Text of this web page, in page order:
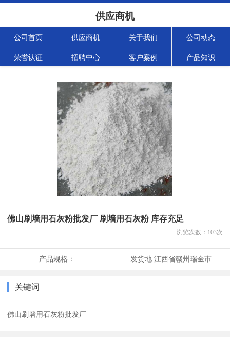
供应商机
公司首页 供应商机 关于我们 公司动态
荣誉认证 招聘中心 客户案例 产品知识
佛山刷墙用石灰粉批发厂 刷墙用石灰粉 库存充足
浏览次数： 103次
产品规格： 发货地:江西省赣州瑞金市
关键词
佛山刷墙用石灰粉批发厂